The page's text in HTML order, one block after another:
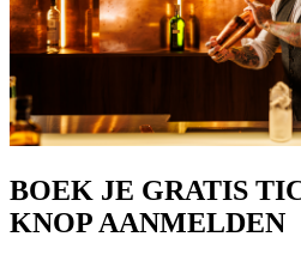
BOEK JE GRATIS
KNOP AANMELDEN